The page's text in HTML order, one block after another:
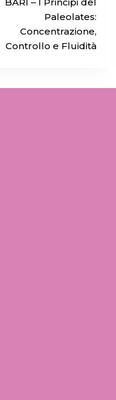
Paleolates:
Concentrazione,
Controllo e Fluidità